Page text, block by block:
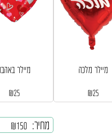
מחיר: ₪150
מיילר
₪25
מיילר מלכה
₪25